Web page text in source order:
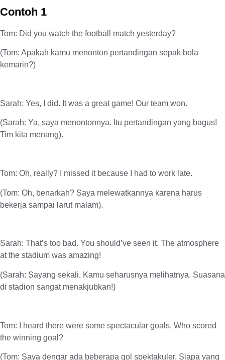
Contoh 1
Tom: Did you watch the football match yesterday?
(Tom: Apakah kamu menonton pertandingan sepak bola
kemarin?)
Sarah: Yes, I did. It was a great game! Our team won.
(Sarah: Ya, saya menontonnya. Itu pertandingan yang bagus!
Tim kita menang).
Tom: Oh, really? I missed it because I had to work late.
(Tom: Oh, benarkah? Saya melewatkannya karena harus
bekerja sampai larut malam).
Sarah: That’s too bad. You should’ve seen it. The atmosphere
at the stadium was amazing!
(Sarah: Sayang sekali. Kamu seharusnya melihatnya. Suasana
di stadion sangat menakjubkan!)
Tom: I heard there were some spectacular goals. Who scored
the winning goal?
(Tom: Saya dengar ada beberapa gol spektakuler. Siapa yang